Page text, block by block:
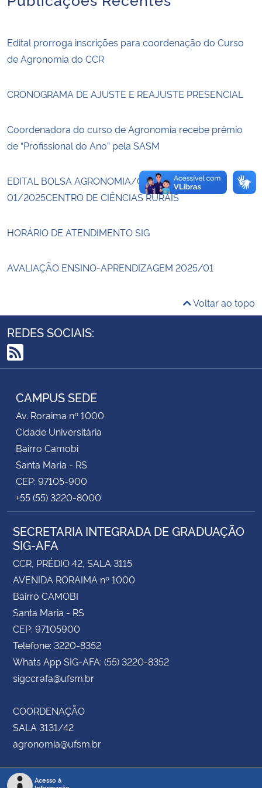
Secretaria de Governo
Gabinete de Segurança Institucional
Banco Central do Brasil
Planalto
Edital prorroga inscrições para coordenação do Curso
de Agronomia do CCR
CRONOGRAMA DE AJUSTE E REAJUSTE PRESENCIAL
Coordenadora do curso de Agronomia recebe prêmio
de “Profissional do Ano” pela SASM
EDITAL BOLSA AGRONOMIA/CCR/UFSM N.
01/2025CENTRO DE CIÊNCIAS RURAIS
HORÁRIO DE ATENDIMENTO SIG
AVALIAÇÃO ENSINO-APRENDIZAGEM 2025/01
Voltar ao topo
REDES SOCIAIS:
RSS
CAMPUS SEDE
Av. Roraima nº 1000
Cidade Universitária
Bairro Camobi
Santa Maria - RS
CEP: 97105-900
+55 (55) 3220-8000
SECRETARIA INTEGRADA DE GRADUAÇÃO
SIG-AFA
CCR, PRÉDIO 42, SALA 3115
AVENIDA RORAIMA nº 1000
Bairro CAMOBI
Santa Maria - RS
CEP: 97105900
Telefone: 3220-8352
Whats App SIG-AFA: (55) 3220-8352
sigccr.afa@ufsm.br
COORDENAÇÃO
SALA 3131/42
agronomia@ufsm.br
Acesso à